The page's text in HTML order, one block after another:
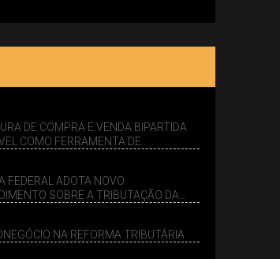
DE COMPRA E VENDA BIPARTIDA
COMO FERRAMENTA DE
FEDERAL ADOTA NOVO
SOBRE A TRIBUTAÇÃO DA
NA REFORMA TRIBUTÁRIA